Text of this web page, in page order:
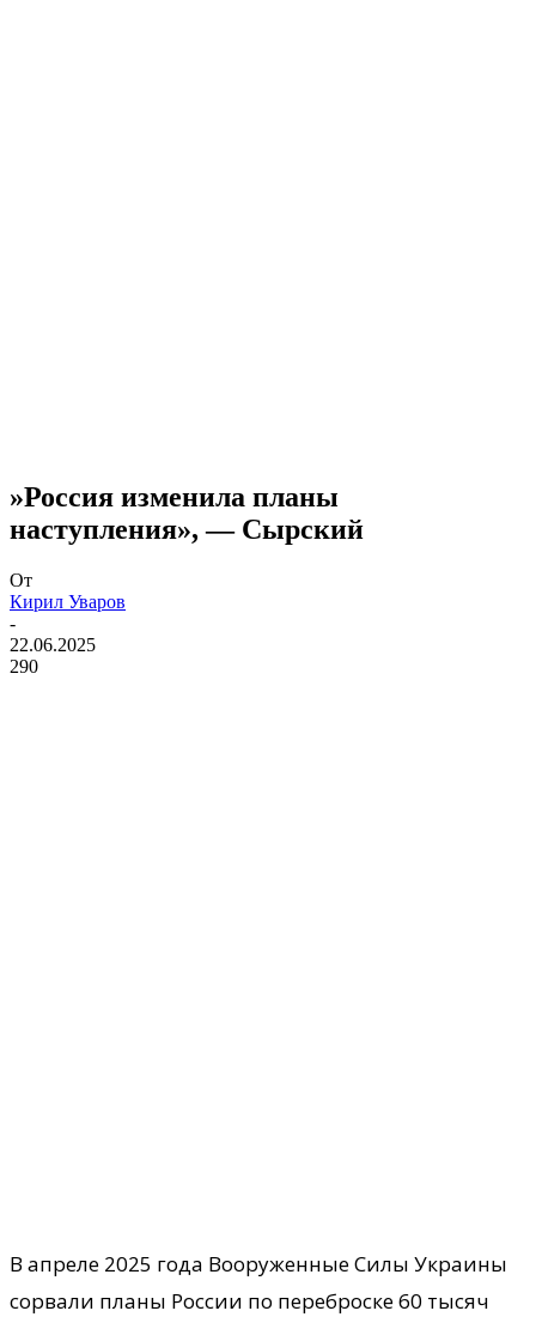
​»Россия изменила планы
наступления», — Сырский
От
Кирил Уваров
-
22.06.2025
290
В апреле 2025 года Вооруженные Силы Украины
сорвали планы России по переброске 60 тысяч